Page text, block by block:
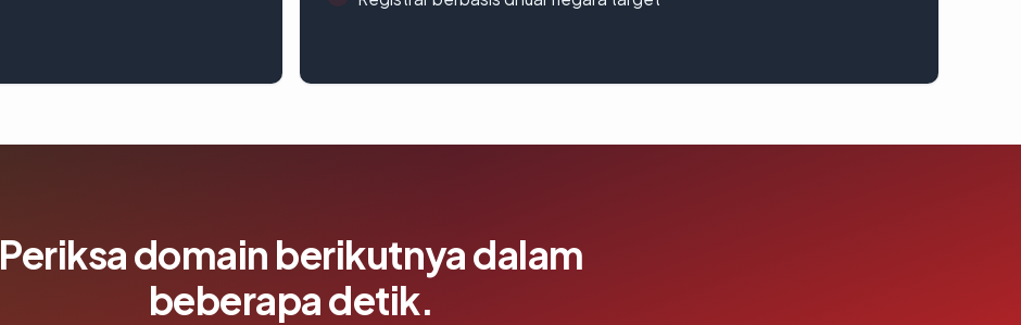
Periksa domain berikutnya dalam
beberapa detik.